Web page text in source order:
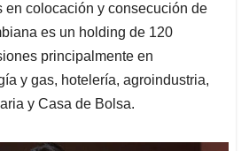
en colocación y consecución de
es un holding de 120
principalmente en
y gas, hotelería, agroindustria,
y Casa de Bolsa.